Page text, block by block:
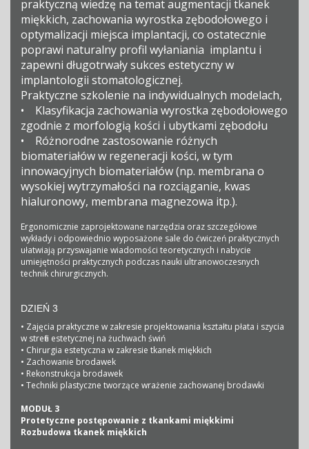
praktyczną wiedzę na temat augmentacji tkanek
miękkich, zachowania wyrostka zębodołowego i
optymalizacji miejsca implantacji, co ostatecznie
poprawi naturalny profil wyłaniania implantu i
zapewni długotrwały sukces estetyczny w
implantologii stomatologicznej.
Praktyczne szkolenie na indywidualnych modelach,
• Klasyfikacja zachowania wyrostka zębodołowego
zgodnie z morfologią kości i ubytkami zębodołu
• Różnorodne zastosowanie różnych
biomateriałów w regeneracji kości, w tym
innowacyjnych biomateriałów (np. membrana o
wysokiej wytrzymałości na rozciąganie, kwas
hialuronowy, membrana magnezowa itp.).
Ergonomicznie zaprojektowane narzędzia oraz szczegółowe
wykłady i odpowiednio wyposażone sale do ćwiczeń praktycznych
ułatwiają przyswajanie wiadomości teoretycznych i nabycie
umiejętności praktycznych podczas nauki ultranowoczesnych
technik chirurgicznych.
DZIEŃ 3
• Zajęcia praktyczne w zakresie projektowania kształtu płata i szycia
w strefie estetycznej na żuchwach świń
• Chirurgia estetyczna w zakresie tkanek miękkich
• Zachowanie brodawek
• Rekonstrukcja brodawek
• Techniki plastyczne tworzące wrażenie zachowanej brodawki
MODUŁ 3
Protetyczne postępowanie z tkankami miękkimi
Rozbudowa tkanek miękkich